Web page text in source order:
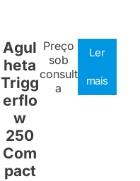
Agul
heta
Trigg
erflo
w
250
Com
pact
Preço
sob
consult
a
Ler
mais